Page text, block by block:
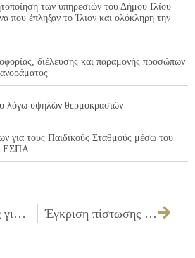
των υπηρεσιών του Δήμου Ιλίου
που έπληξαν το Ίλιον και ολόκληρη την
διέλευσης και παραμονής προσώπων
λόγω υψηλών θερμοκρασιών
για τους Παιδικούς Σταθμούς μέσω του
ΕΣΠΑ
Λήψη απόφασης για την έγκριση Πρακτικού Δημοπρασίας του έργου «ΑΝΑΚΑΙΝΙΣΗ ΚΤΙΡΙΟΥ ΓΙΑ ΤΗΝ ΣΤΕΓΑΣΗ ΤΟΥ ΛΑΟΓΡΑΦΙΚΟΥ ΜΟΥΣΕΙΟΥ» Έγκριση πίστωσης και τεχνικών προδιαγραφών και καθορισμός τρόπου εκτέλεσης για την «Προμήθεια φωτογραφιών εκδηλώσεων και έργων έτους 2010»